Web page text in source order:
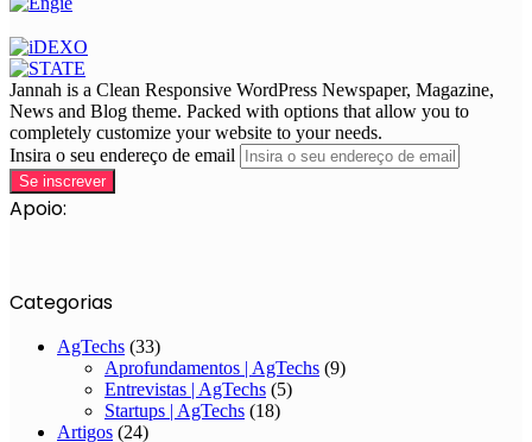
Jannah is a Clean Responsive WordPress Newspaper, Magazine,
News and Blog theme. Packed with options that allow you to
completely customize your website to your needs.
Insira o seu endereço de email
Apoio:
Categorias
AgTechs (33)
Aprofundamentos | AgTechs (9)
Entrevistas | AgTechs (5)
Startups | AgTechs (18)
Artigos (24)